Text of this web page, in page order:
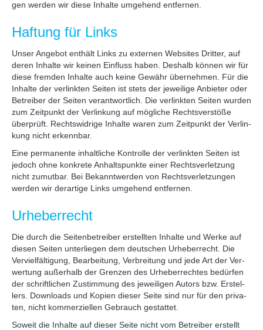
gen wer­den wir die­se Inhal­te umge­hend ent­fer­nen.
Haf­tung für Links
Unser Ange­bot ent­hält Links zu exter­nen Web­sites Drit­ter, auf
deren Inhal­te wir kei­nen Ein­fluss haben. Des­halb kön­nen wir für
die­se frem­den Inhal­te auch kei­ne Gewähr über­neh­men. Für die
Inhal­te der ver­link­ten Sei­ten ist stets der jewei­li­ge Anbie­ter oder
Betrei­ber der Sei­ten ver­ant­wort­lich. Die ver­link­ten Sei­ten wur­den
zum Zeit­punkt der Ver­lin­kung auf mög­li­che Rechts­ver­stö­ße
über­prüft. Rechts­wid­ri­ge Inhal­te waren zum Zeit­punkt der Ver­lin­
kung nicht erkenn­bar.
Eine per­ma­nen­te inhalt­li­che Kon­trol­le der ver­link­ten Sei­ten ist
jedoch ohne kon­kre­te Anhalts­punk­te einer Rechts­ver­let­zung
nicht zumut­bar. Bei Bekannt­wer­den von Rechts­ver­let­zun­gen
wer­den wir der­ar­ti­ge Links umge­hend ent­fer­nen.
Urhe­ber­recht
Die durch die Sei­ten­be­trei­ber erstell­ten Inhal­te und Wer­ke auf
die­sen Sei­ten unter­lie­gen dem deut­schen Urhe­ber­recht. Die
Ver­viel­fäl­ti­gung, Bear­bei­tung, Ver­brei­tung und jede Art der Ver­
wer­tung außer­halb der Gren­zen des Urhe­ber­rech­tes bedür­fen
der schrift­li­chen Zustim­mung des jewei­li­gen Autors bzw. Erstel­
lers. Down­loads und Kopi­en die­ser Sei­te sind nur für den pri­va­
ten, nicht kom­mer­zi­el­len Gebrauch gestat­tet.
Soweit die Inhal­te auf die­ser Sei­te nicht vom Betrei­ber erstellt